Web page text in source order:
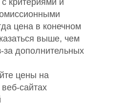
критериями и
цена в конечном
выше, чем
за дополнительных
цены на
сайтах